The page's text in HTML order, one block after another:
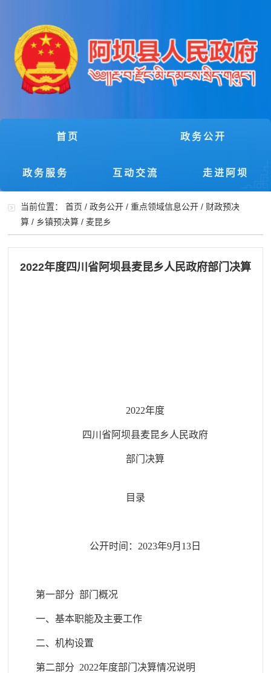
首页 政务公开
政务服务 互动交流 走进阿坝
当前位置：首页 /政务公开 /重点领域信息公开 / 财政预决
算 / 乡镇预决算 /麦昆乡
2022年度四川省阿坝县麦昆乡人民政府部门决算
2022年度
四川省 阿坝县麦昆乡人民政府
部门决算
目录
公开时间：2023年9月 13日
第一部分 部门概况
一、基本职能及主要工作
二、机构设置
第二部分 2022年度部门决算情况说明